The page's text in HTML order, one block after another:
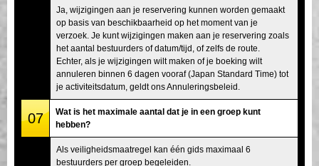
Ja, wijzigingen aan je reservering kunnen worden gemaakt
op basis van beschikbaarheid op het moment van je
verzoek. Je kunt wijzigingen maken aan je reservering zoals
het aantal bestuurders of datum/tijd, of zelfs de route.
Echter, als je wijzigingen wilt maken of je boeking wilt
annuleren binnen 6 dagen vooraf (Japan Standard Time) tot
je activiteitsdatum, geldt ons Annuleringsbeleid.
07
Wat is het maximale aantal dat je in een groep kunt
hebben?
Als veiligheidsmaatregel kan één gids maximaal 6
bestuurders per groep begeleiden.